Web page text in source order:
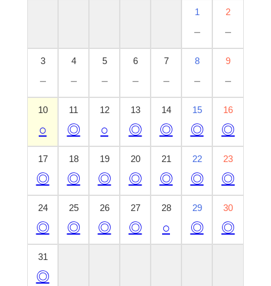
1
－
2
－
3
－
4
－
5
－
6
－
7
－
8
－
9
－
10
○
11
◎
12
○
13
◎
14
◎
15
◎
16
◎
17
◎
18
◎
19
◎
20
◎
21
◎
22
◎
23
◎
24
◎
25
◎
26
◎
27
◎
28
○
29
◎
30
◎
31
◎